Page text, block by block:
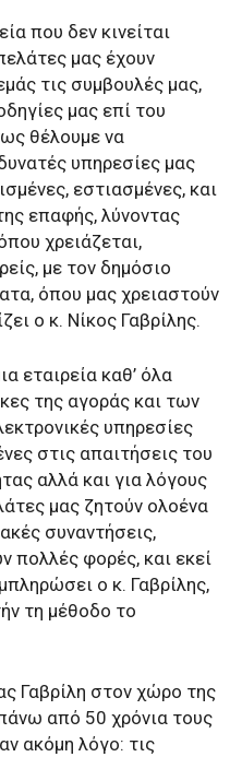
που δεν κινείται
μας έχουν
τις συμβουλές μας,
μας επί του
θέλουμε να
υπηρεσίες μας
εστιασμένες, και
επαφής, λύνοντας
χρειάζεται,
με τον δημόσιο
όπου μας χρειαστούν
ο κ. Νίκος Γαβρίλης.
εταιρεία καθ’ όλα
της αγοράς και των
υπηρεσίες
στις απαιτήσεις του
αλλά και για λόγους
μας ζητούν ολοένα
συναντήσεις,
πολλές φορές, και εκεί
ο κ. Γαβρίλης,
τη μέθοδο το
Γαβρίλη στον χώρο της
από 50 χρόνια τους
ακόμη λόγο: τις